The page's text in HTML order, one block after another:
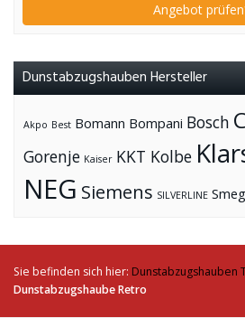
Angebot
Dunstabzugshauben Hersteller
Akpo Best Bomann Bompani Bosch
Gorenje Kaiser KKT Kolbe
NEG Siemens SILVERLINE Smeg
Sie befinden sich hier: Dunstabzugshauben
Dunstabzugshaube Retro